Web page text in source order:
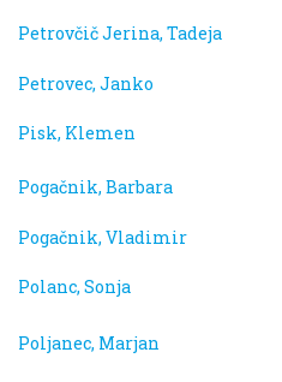
Petrovčič Jerina, Tadeja
Petrovec, Janko
Pisk, Klemen
Pogačnik, Barbara
Pogačnik, Vladimir
Polanc, Sonja
Poljanec, Marjan